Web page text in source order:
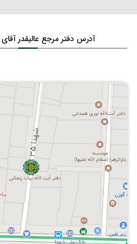
آدرس دفتر مرجع عالیقدر